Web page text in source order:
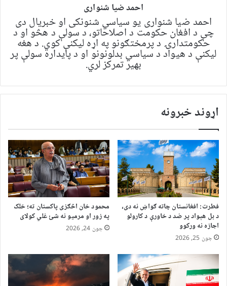
احمد ضیا شنواری
احمد ضیا شنواری یو سياسي شنونکی او خبریال دی
چې د افغان حکومت د اصلاحاتو، د سولې د هڅو او د
حکومتدارۍ د پرمختګونو په اړه لیکنې کوي. د هغه
لیکنې د هیواد د سیاسي بدلونونو او د پایداره سولې پر
بهیر تمرکز لري.
اړوند خبرونه
فطرت: افغانستان چاته ګواښ نه دی،
د بل هېواد پر ضد د خاورې د کارولو
اجازه نه ورکوو
جون 25, 2026
محمود خان اڅګزی پاکستان ته؛ خلک
په زور او مرمیو نه شئ غلي کولای
جون 24, 2026